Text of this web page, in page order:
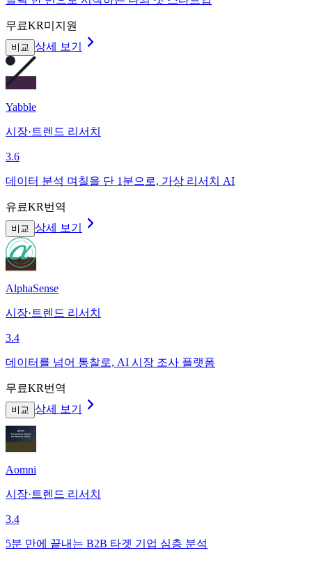
무료KR미지원
비교 상세 보기
Yabble
시장·트렌드 리서치
3.6
데이터 분석 며칠을 단 1분으로, 가상 리서치 AI
유료KR번역
비교 상세 보기
AlphaSense
시장·트렌드 리서치
3.4
데이터를 넘어 통찰로, AI 시장 조사 플랫폼
무료KR번역
비교 상세 보기
Aomni
시장·트렌드 리서치
3.4
5분 만에 끝내는 B2B 타겟 기업 심층 분석